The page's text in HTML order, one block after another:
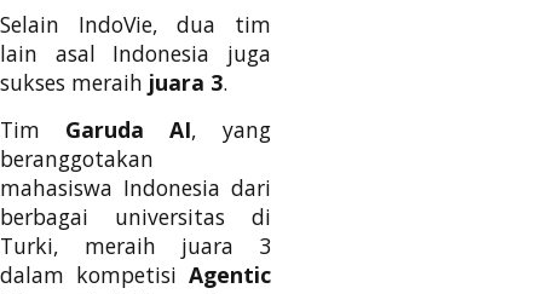
Selain IndoVie, dua tim
lain asal Indonesia juga
sukses meraih juara 3.
Tim Garuda AI, yang
beranggotakan
mahasiswa Indonesia dari
berbagai universitas di
Turki, meraih juara 3
dalam kompetisi Agentic